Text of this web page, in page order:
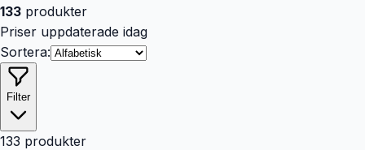
133 produkter
Priser uppdaterade idag
Sortera:
Filter
133 produkter